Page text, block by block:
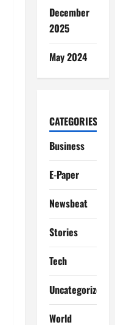
December
2025
May 2024
CATEGORIES
Business
E-Paper
Newsbeat
Stories
Tech
Uncategorized
World
E-Paper
7